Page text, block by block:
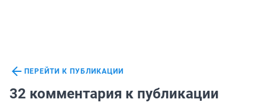
ПЕРЕЙТИ К ПУБЛИКАЦИИ
32 комментария к публикации